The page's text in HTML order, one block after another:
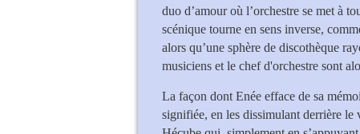
duo d’amour où l’orchestre se met à
scénique tourne en sens inverse,
alors qu’une sphère de discothèque
musiciens et le chef d'orchestre sont
La façon dont Enée efface de sa
signifiée, en les dissimulant derrière le